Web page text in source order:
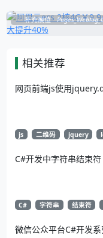
补充展位
相关推荐
网页前端js使用
js 二维码 jquery
C#开发中字符串结束
C# 字符串 结束符
微信公众平台C#开发